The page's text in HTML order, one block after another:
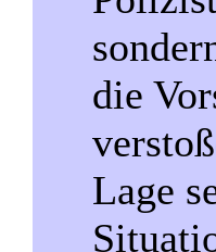
die
Lage